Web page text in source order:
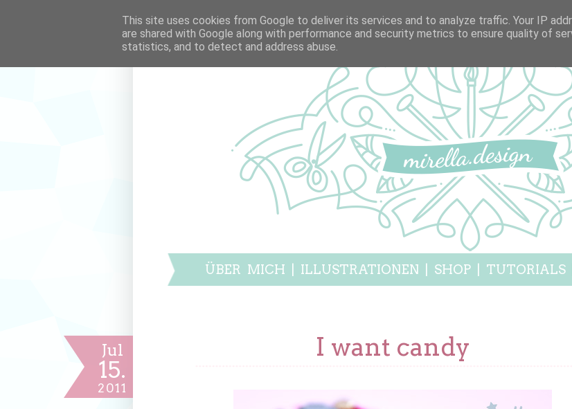
ÜBER MICH ILLUSTRATIONEN SHOP TUTORIALS
Jul
15.
2011
I want candy
This site uses cookies from Google to deliver its services and to analyze traffic. Your IP
are shared with Google along with performance and security metrics to ensure quality of
statistics, and to detect and address abuse.